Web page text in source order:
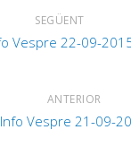
SEGÜENT
Vespre 22-09-
ANTERIOR
Info Vespre 21-09-